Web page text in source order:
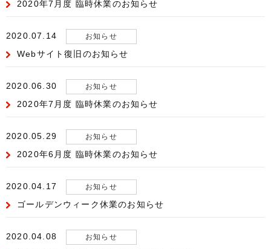
2020年7月度 臨時休業のお知らせ
2020.07.14 お知らせ
Webサイト復旧のお知らせ
2020.06.30 お知らせ
2020年7月度 臨時休業のお知らせ
2020.05.29 お知らせ
2020年6月度 臨時休業のお知らせ
2020.04.17 お知らせ
ゴールデンウィーク休業のお知らせ
2020.04.08 お知らせ